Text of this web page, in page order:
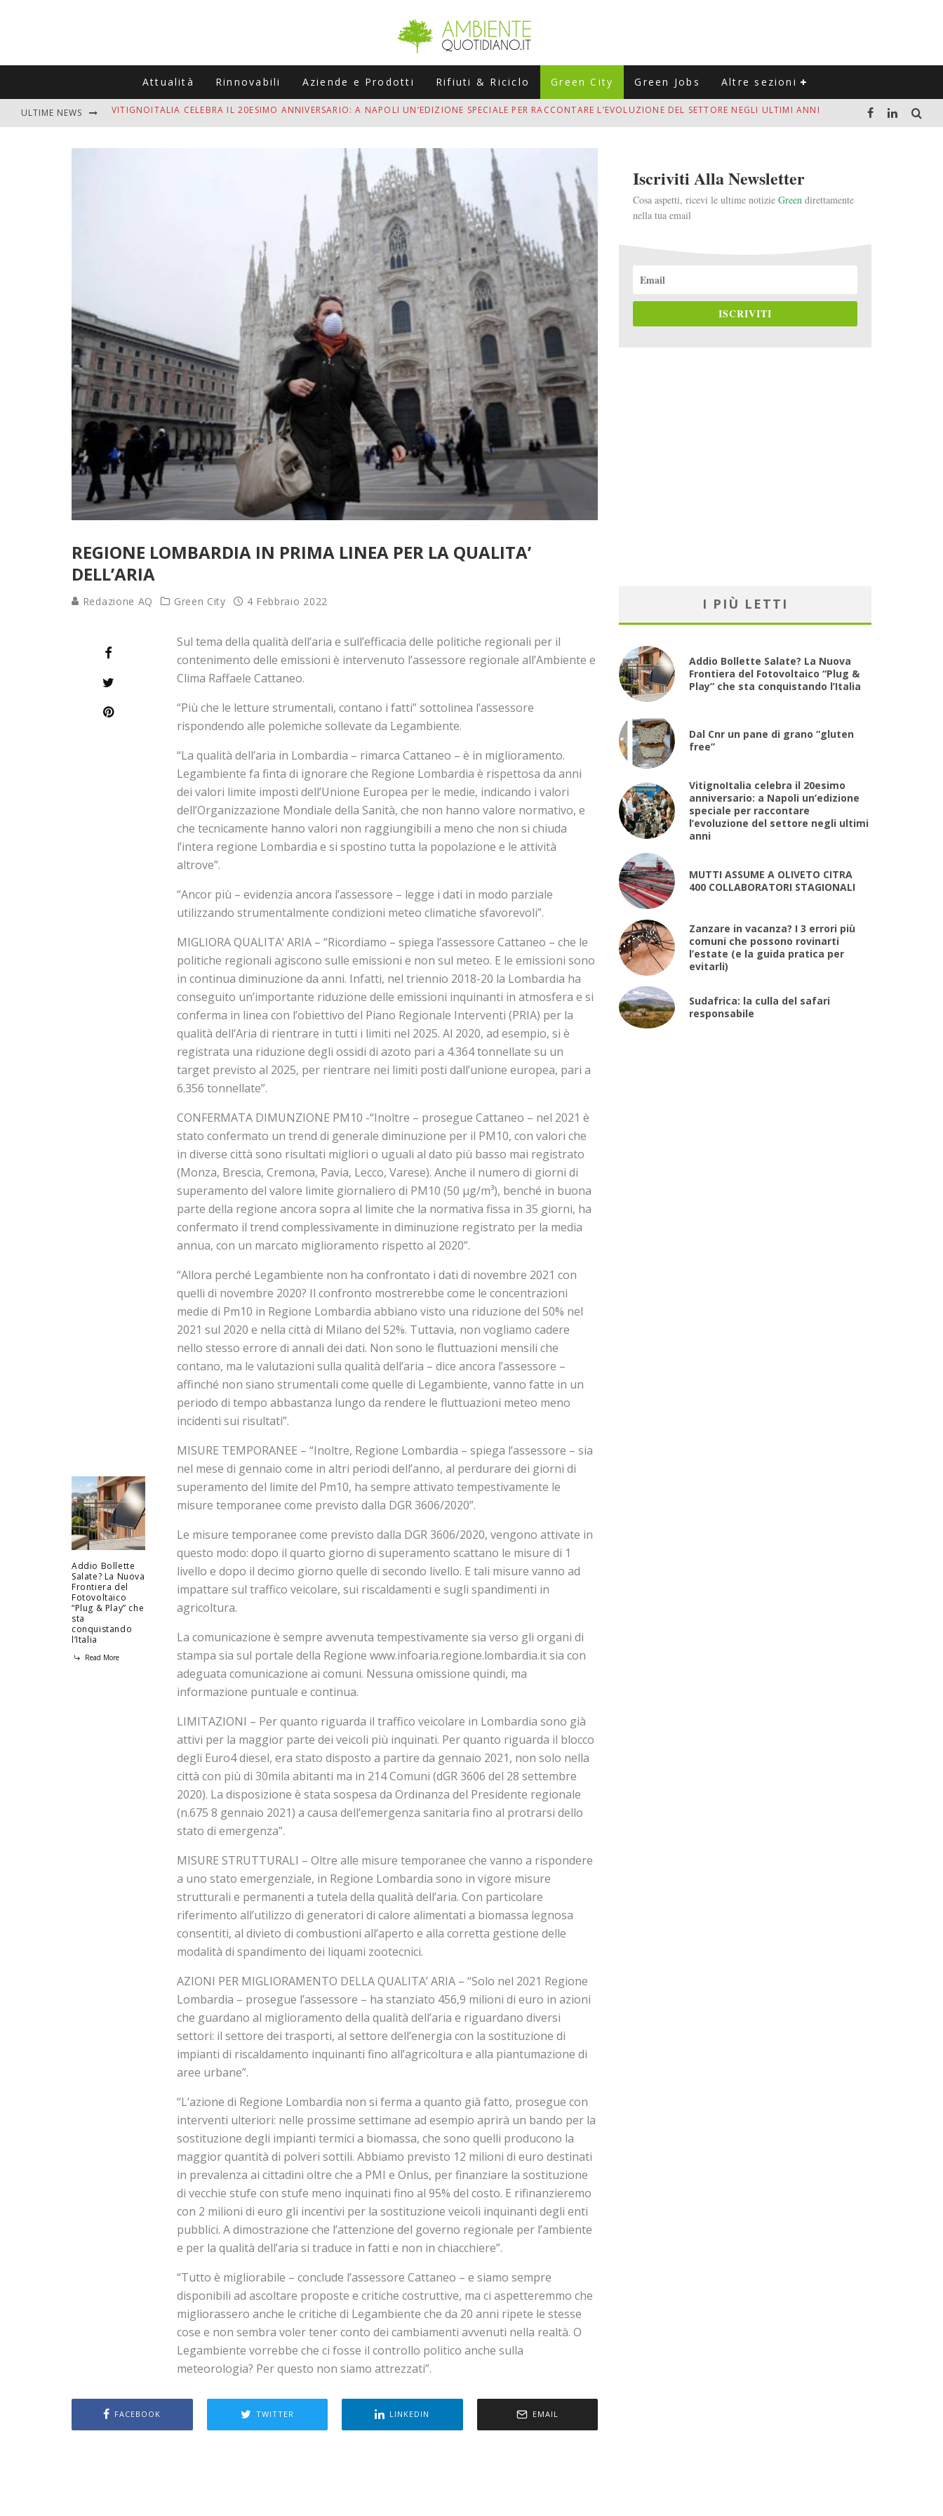
Attualità Rinnovabili Aziende e Prodotti Rifiuti & Riciclo Green City Green Jobs Altre sezioni
ULTIME NEWS MUTTI ASSUME A OLIVETO CITRA 400 COLLABORATORI STAGIONALI
ADDIO BOLLETTE SALATE? LA NUOVA FRONTIERA DEL FOTOVOLTAICO "PLUG & PLAY" CHE STA CONQUISTANDO L'ITALIA
DAL CNR UN PANE DI GRANO “GLUTEN FREE”
VITIGNOITALIA CELEBRA IL 20ESIMO ANNIVERSARIO: A NAPOLI UN’EDIZIONE SPECIALE PER RACCONTARE L’EVOLUZIONE DEL SETTORE NEGLI ULTIMI ANNI
REGIONE LOMBARDIA IN PRIMA LINEA PER LA QUALITA’
DELL’ARIA
Redazione AQ Green City 4 Febbraio 2022
Addio Bollette
Salate? La Nuova
Frontiera del
Fotovoltaico
“Plug & Play” che
sta
conquistando
l’Italia
Read More
Sul tema della qualità dell’aria e sull’efficacia delle politiche regionali per il
contenimento delle emissioni è intervenuto l’assessore regionale all’Ambiente e
Clima Raffaele Cattaneo.
“Più che le letture strumentali, contano i fatti” sottolinea l’assessore
rispondendo alle polemiche sollevate da Legambiente.
“La qualità dell’aria in Lombardia – rimarca Cattaneo – è in miglioramento.
Legambiente fa finta di ignorare che Regione Lombardia è rispettosa da anni
dei valori limite imposti dell’Unione Europea per le medie, indicando i valori
dell’Organizzazione Mondiale della Sanità, che non hanno valore normativo, e
che tecnicamente hanno valori non raggiungibili a meno che non si chiuda
l’intera regione Lombardia e si spostino tutta la popolazione e le attività
altrove”.
“Ancor più – evidenzia ancora l’assessore – legge i dati in modo parziale
utilizzando strumentalmente condizioni meteo climatiche sfavorevoli”.
MIGLIORA QUALITA’ ARIA – “Ricordiamo – spiega l’assessore Cattaneo – che le
politiche regionali agiscono sulle emissioni e non sul meteo. E le emissioni sono
in continua diminuzione da anni. Infatti, nel triennio 2018-20 la Lombardia ha
conseguito un’importante riduzione delle emissioni inquinanti in atmosfera e si
conferma in linea con l’obiettivo del Piano Regionale Interventi (PRIA) per la
qualità dell’Aria di rientrare in tutti i limiti nel 2025. Al 2020, ad esempio, si è
registrata una riduzione degli ossidi di azoto pari a 4.364 tonnellate su un
target previsto al 2025, per rientrare nei limiti posti dall’unione europea, pari a
6.356 tonnellate”.
CONFERMATA DIMUNZIONE PM10 -“Inoltre – prosegue Cattaneo – nel 2021 è
stato confermato un trend di generale diminuzione per il PM10, con valori che
in diverse città sono risultati migliori o uguali al dato più basso mai registrato
(Monza, Brescia, Cremona, Pavia, Lecco, Varese). Anche il numero di giorni di
superamento del valore limite giornaliero di PM10 (50 µg/m³), benché in buona
parte della regione ancora sopra al limite che la normativa fissa in 35 giorni, ha
confermato il trend complessivamente in diminuzione registrato per la media
annua, con un marcato miglioramento rispetto al 2020”.
“Allora perché Legambiente non ha confrontato i dati di novembre 2021 con
quelli di novembre 2020? Il confronto mostrerebbe come le concentrazioni
medie di Pm10 in Regione Lombardia abbiano visto una riduzione del 50% nel
2021 sul 2020 e nella città di Milano del 52%. Tuttavia, non vogliamo cadere
nello stesso errore di annali dei dati. Non sono le fluttuazioni mensili che
contano, ma le valutazioni sulla qualità dell’aria – dice ancora l’assessore –
affinché non siano strumentali come quelle di Legambiente, vanno fatte in un
periodo di tempo abbastanza lungo da rendere le fluttuazioni meteo meno
incidenti sui risultati”.
MISURE TEMPORANEE – “Inoltre, Regione Lombardia – spiega l’assessore – sia
nel mese di gennaio come in altri periodi dell’anno, al perdurare dei giorni di
superamento del limite del Pm10, ha sempre attivato tempestivamente le
misure temporanee come previsto dalla DGR 3606/2020”.
Le misure temporanee come previsto dalla DGR 3606/2020, vengono attivate in
questo modo: dopo il quarto giorno di superamento scattano le misure di 1
livello e dopo il decimo giorno quelle di secondo livello. E tali misure vanno ad
impattare sul traffico veicolare, sui riscaldamenti e sugli spandimenti in
agricoltura.
La comunicazione è sempre avvenuta tempestivamente sia verso gli organi di
stampa sia sul portale della Regione www.infoaria.regione.lombardia.it sia con
adeguata comunicazione ai comuni. Nessuna omissione quindi, ma
informazione puntuale e continua.
LIMITAZIONI – Per quanto riguarda il traffico veicolare in Lombardia sono già
attivi per la maggior parte dei veicoli più inquinati. Per quanto riguarda il blocco
degli Euro4 diesel, era stato disposto a partire da gennaio 2021, non solo nella
città con più di 30mila abitanti ma in 214 Comuni (dGR 3606 del 28 settembre
2020). La disposizione è stata sospesa da Ordinanza del Presidente regionale
(n.675 8 gennaio 2021) a causa dell’emergenza sanitaria fino al protrarsi dello
stato di emergenza”.
MISURE STRUTTURALI – Oltre alle misure temporanee che vanno a rispondere
a uno stato emergenziale, in Regione Lombardia sono in vigore misure
strutturali e permanenti a tutela della qualità dell’aria. Con particolare
riferimento all’utilizzo di generatori di calore alimentati a biomassa legnosa
consentiti, al divieto di combustioni all’aperto e alla corretta gestione delle
modalità di spandimento dei liquami zootecnici.
AZIONI PER MIGLIORAMENTO DELLA QUALITA’ ARIA – “Solo nel 2021 Regione
Lombardia – prosegue l’assessore – ha stanziato 456,9 milioni di euro in azioni
che guardano al miglioramento della qualità dell’aria e riguardano diversi
settori: il settore dei trasporti, al settore dell’energia con la sostituzione di
impianti di riscaldamento inquinanti fino all’agricoltura e alla piantumazione di
aree urbane”.
“L’azione di Regione Lombardia non si ferma a quanto già fatto, prosegue con
interventi ulteriori: nelle prossime settimane ad esempio aprirà un bando per la
sostituzione degli impianti termici a biomassa, che sono quelli producono la
maggior quantità di polveri sottili. Abbiamo previsto 12 milioni di euro destinati
in prevalenza ai cittadini oltre che a PMI e Onlus, per finanziare la sostituzione
di vecchie stufe con stufe meno inquinati fino al 95% del costo. E rifinanzieremo
con 2 milioni di euro gli incentivi per la sostituzione veicoli inquinanti degli enti
pubblici. A dimostrazione che l’attenzione del governo regionale per l’ambiente
e per la qualità dell’aria si traduce in fatti e non in chiacchiere”.
“Tutto è migliorabile – conclude l’assessore Cattaneo – e siamo sempre
disponibili ad ascoltare proposte e critiche costruttive, ma ci aspetteremmo che
migliorassero anche le critiche di Legambiente che da 20 anni ripete le stesse
cose e non sembra voler tener conto dei cambiamenti avvenuti nella realtà. O
Legambiente vorrebbe che ci fosse il controllo politico anche sulla
meteorologia? Per questo non siamo attrezzati”.
FACEBOOK TWITTER LINKEDIN EMAIL
Iscriviti Alla Newsletter
Cosa aspetti, ricevi le ultime notizie Green direttamente
nella tua email
ISCRIVITI
I PIÙ LETTI
Addio Bollette Salate? La Nuova
Frontiera del Fotovoltaico “Plug &
Play” che sta conquistando l’Italia
Dal Cnr un pane di grano “gluten
free”
VitignoItalia celebra il 20esimo
anniversario: a Napoli un’edizione
speciale per raccontare
l’evoluzione del settore negli ultimi
anni
MUTTI ASSUME A OLIVETO CITRA
400 COLLABORATORI STAGIONALI
Zanzare in vacanza? I 3 errori più
comuni che possono rovinarti
l’estate (e la guida pratica per
evitarli)
Sudafrica: la culla del safari
responsabile